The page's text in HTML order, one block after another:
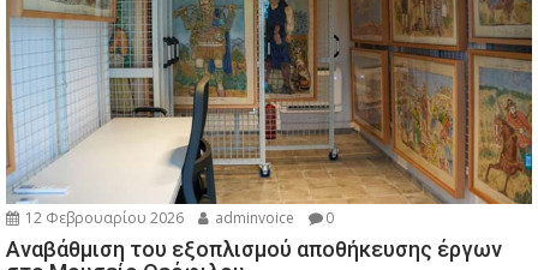
12 Φεβρουαρίου 2026 adminvoice 0
Αναβάθμιση του εξοπλισμού αποθήκευσης έργων